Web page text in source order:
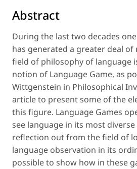
Abstract
During the last two decades
has generated a greater deal
field of philosophy of language
notion of Language Game, as
Wittgenstein in Philosophical
article to present some of the
this figure. Language Games
see language in its most
reflection out from the field of
language observation in its
possible to show how in these